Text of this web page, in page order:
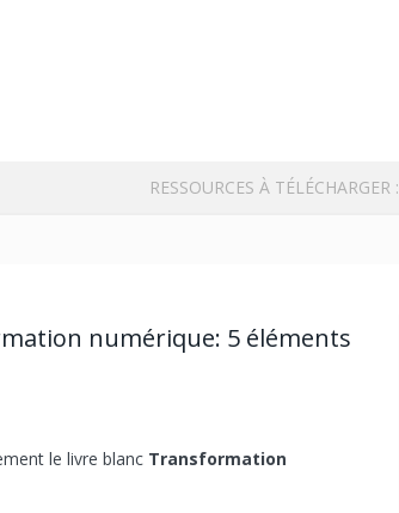
RESSOURCES À TÉLÉCHARGER :
numérique: 5 éléments
le livre blanc Transformation